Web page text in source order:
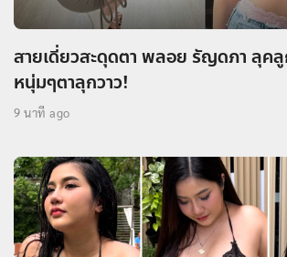
สายเดี่ยวสะดุดตา พลอย รัญดภา ลุค
หนุ่มๆตาลุกวาว!
9 นาที ago